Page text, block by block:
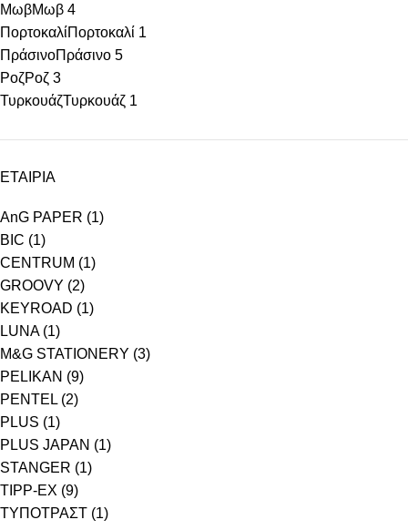
ΜωβΜωβ 4
ΠορτοκαλίΠορτοκαλί 1
ΠράσινοΠράσινο 5
ΡοζΡοζ 3
ΤυρκουάζΤυρκουάζ 1
ΕΤΑΙΡΙΑ
AnG PAPER (1)
BIC (1)
CENTRUM (1)
GROOVY (2)
KEYROAD (1)
LUNA (1)
M&G STATIONERY (3)
PELIKAN (9)
PENTEL (2)
PLUS (1)
PLUS JAPAN (1)
STANGER (1)
TIPP-EX (9)
ΤΥΠΟΤΡΑΣΤ (1)